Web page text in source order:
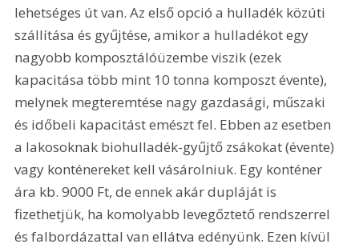
lehetséges út van. Az első opció a hulladék közúti
szállítása és gyűjtése, amikor a hulladékot egy
nagyobb komposztálóüzembe viszik (ezek
kapacitása több mint 10 tonna komposzt évente),
melynek megteremtése nagy gazdasági, műszaki
és időbeli kapacitást emészt fel. Ebben az esetben
a lakosoknak biohulladék-gyűjtő zsákokat (évente)
vagy konténereket kell vásárolniuk. Egy konténer
ára kb. 9000 Ft, de ennek akár dupláját is
fizethetjük, ha komolyabb levegőztető rendszerrel
és falbordázattal van ellátva edényünk. Ezen kívül